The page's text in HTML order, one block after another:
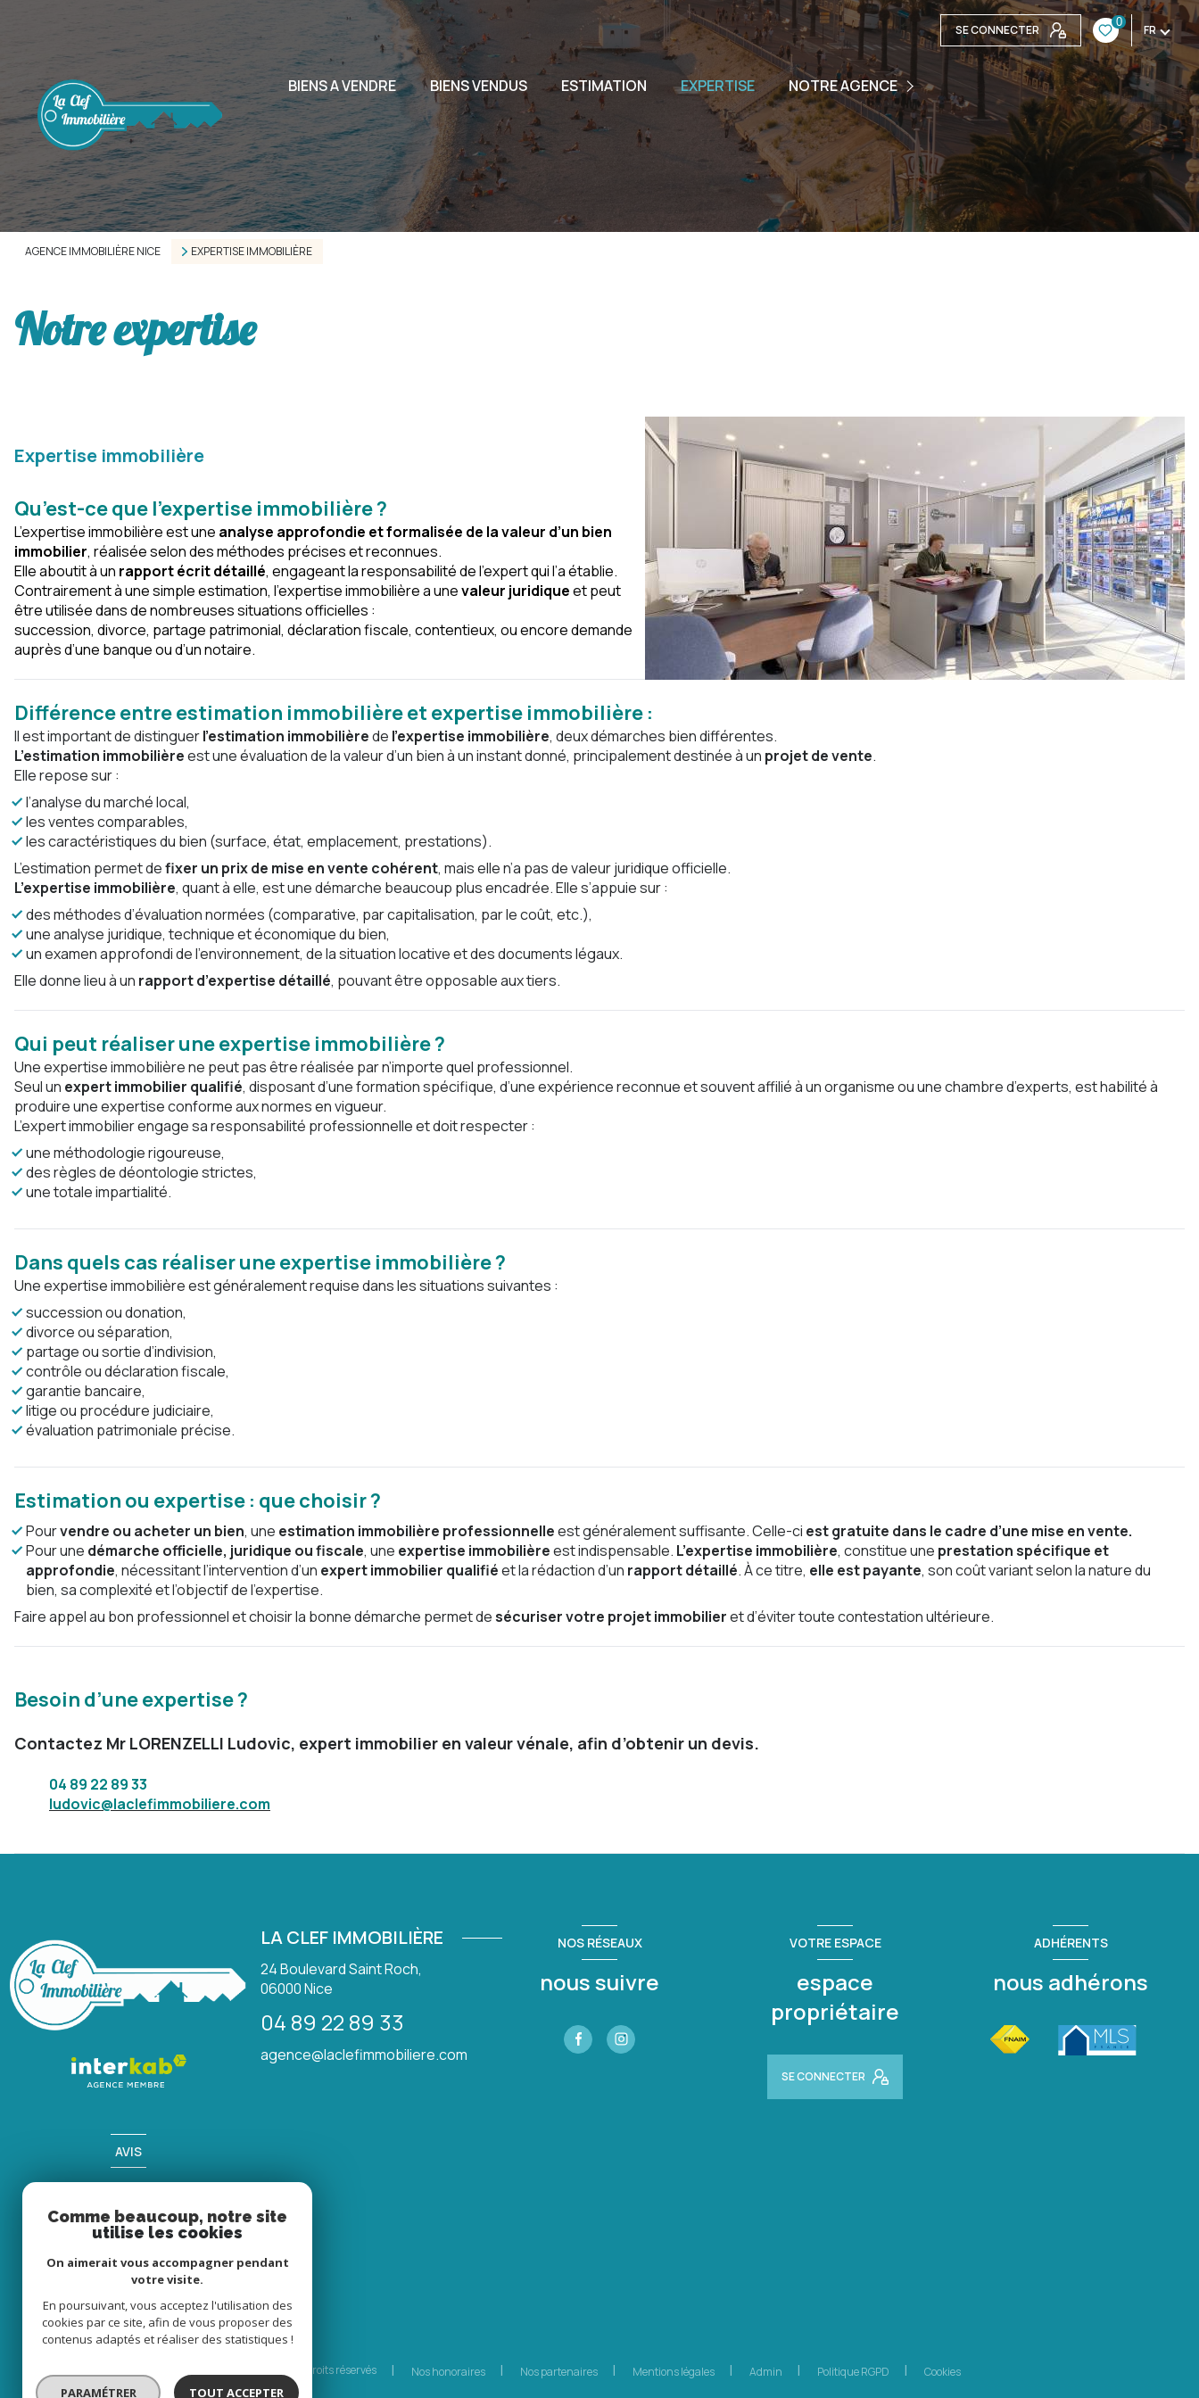
SE CONNECTER
0
FR
BIENS A VENDRE BIENS VENDUS ESTIMATION EXPERTISE NOTRE AGENCE
L'AGENCE
L'EQUIPE
NOUS CONTACTER
AGENCE IMMOBILIÈRE NICE EXPERTISE IMMOBILIÈRE
Notre expertise
Expertise immobilière
Qu’est-ce que l’expertise immobilière ?
L’expertise immobilière est une analyse approfondie et formalisée de la valeur d’un bien
immobilier, réalisée selon des méthodes précises et reconnues.
Elle aboutit à un rapport écrit détaillé, engageant la responsabilité de l’expert qui l’a établie.
Contrairement à une simple estimation, l’expertise immobilière a unevaleur juridiqueet peut
être utilisée dans de nombreuses situations officielles :
succession, divorce, partage patrimonial, déclaration fiscale, contentieux, ou encore demande
auprès d’une banque ou d’un notaire.
Différence entre estimation immobilière et expertise immobilière :
Il est important de distinguerl’estimation immobilièrede l’expertise immobilière, deux démarches bien différentes.
L’estimation immobilièreest une évaluation de la valeur d’un bien à un instant donné, principalement destinée à un projet de vente.
Elle repose sur :
l’analyse du marché local,
les ventes comparables,
les caractéristiques du bien (surface, état, emplacement, prestations).
L’estimation permet defixer un prix de mise en vente cohérent, mais elle n’a pas de valeur juridique officielle.
L’expertise immobilière, quant à elle, est une démarche beaucoup plus encadrée. Elle s’appuie sur :
des méthodes d’évaluation normées (comparative, par capitalisation, par le coût, etc.),
une analyse juridique, technique et économique du bien,
un examen approfondi de l’environnement, de la situation locative et des documents légaux.
Elle donne lieu à un rapport d’expertise détaillé, pouvant être opposable aux tiers.
Qui peut réaliser une expertise immobilière ?
Une expertise immobilière ne peut pas être réalisée par n’importe quel professionnel.
Seul un expert immobilier qualifié, disposant d’une formation spécifique, d’une expérience reconnue et souvent affilié à un organisme ou une chambre d’experts, est habilité à
produire une expertise conforme aux normes en vigueur.
L’expert immobilier engage sa responsabilité professionnelle et doit respecter :
une méthodologie rigoureuse,
des règles de déontologie strictes,
une totale impartialité.
Dans quels cas réaliser une expertise immobilière ?
Une expertise immobilière est généralement requise dans les situations suivantes :
succession ou donation,
divorce ou séparation,
partage ou sortie d’indivision,
contrôle ou déclaration fiscale,
garantie bancaire,
litige ou procédure judiciaire,
évaluation patrimoniale précise.
Estimation ou expertise : que choisir ?
Pourvendre ou acheter un bien, une estimation immobilière professionnelleest généralement suffisante.Celle-ci est gratuite dans le cadre d’une mise en vente.
Pour une démarche officielle, juridique ou fiscale, une expertise immobilièreest indispensable. L’expertise immobilière, constitue une prestation spécifique et
approfondie, nécessitant l’intervention d’un expert immobilier qualifiéet la rédaction d’un rapport détaillé. À ce titre, elle est payante, son coût variant selon la nature du
bien, sa complexité et l’objectif de l’expertise.
Faire appel au bon professionnel et choisir la bonne démarche permet desécuriser votre projet immobilieret d’éviter toute contestation ultérieure.
Besoin d’une expertise ?
Contactez Mr LORENZELLI Ludovic, expert immobilier en valeur vénale, afin d’obtenir un devis.
04 89 22 89 33
ludovic@laclefimmobiliere.com
LA CLEF IMMOBILIÈRE
24 Boulevard Saint Roch,
06000Nice
04 89 22 89 33
agence@laclefimmobiliere.com
NOS RÉSEAUX
nous suivre
VOTRE ESPACE
espace
propriétaire
SE CONNECTER
ADHÉRENTS
nous adhérons
AVIS
clients
© 2026 | Tous droits réservés Nos honoraires Nos partenaires Mentions légales Admin Politique RGPD Cookies
Comme beaucoup, notre site
utilise les cookies
On aimerait vous accompagner pendant
votre visite.
En poursuivant, vous acceptez l'utilisation des
cookies par ce site, afin de vous proposer des
contenus adaptés et réaliser des statistiques !
PARAMÉTRER TOUT ACCEPTER